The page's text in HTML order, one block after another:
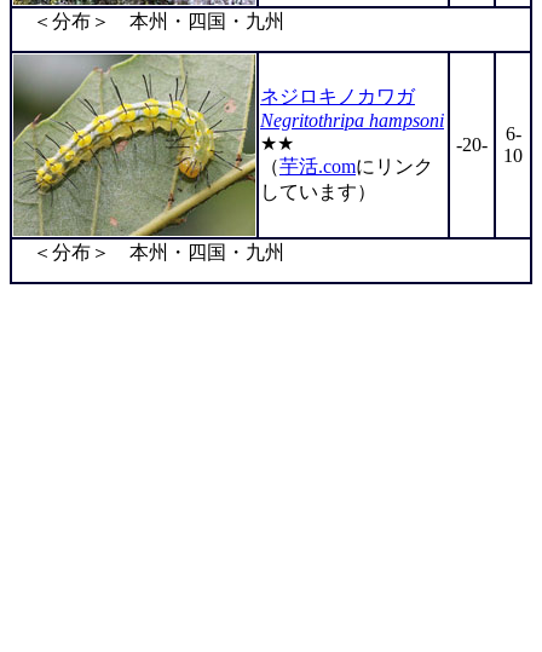
＜分布＞ 本州・四国・九州
ネジロキノカワガ
Negritothripa hampsoni
★★
（芋活.comにリンク
しています）
-20-
6-
10
＜分布＞ 本州・四国・九州